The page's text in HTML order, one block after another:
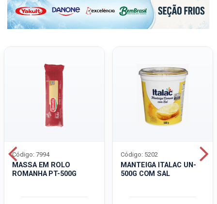
MASSA EM ROLO
ROMANHA PT-500G
Código: 7994
MANTEIGA ITALAC UN-
500G COM SAL
Código: 5202